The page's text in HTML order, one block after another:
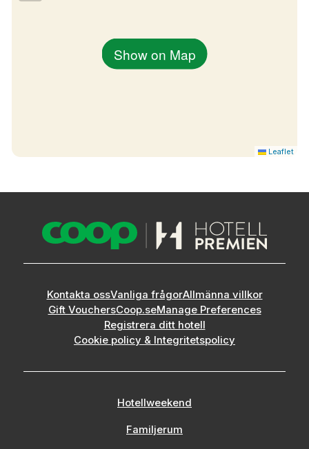
Show on Map
Leaflet
Kontakta ossVanliga frågorAllmänna villkor
Gift VouchersCoop.seManage Preferences
Registrera ditt hotell
Cookie policy & Integritetspolicy
Hotellweekend
Familjerum